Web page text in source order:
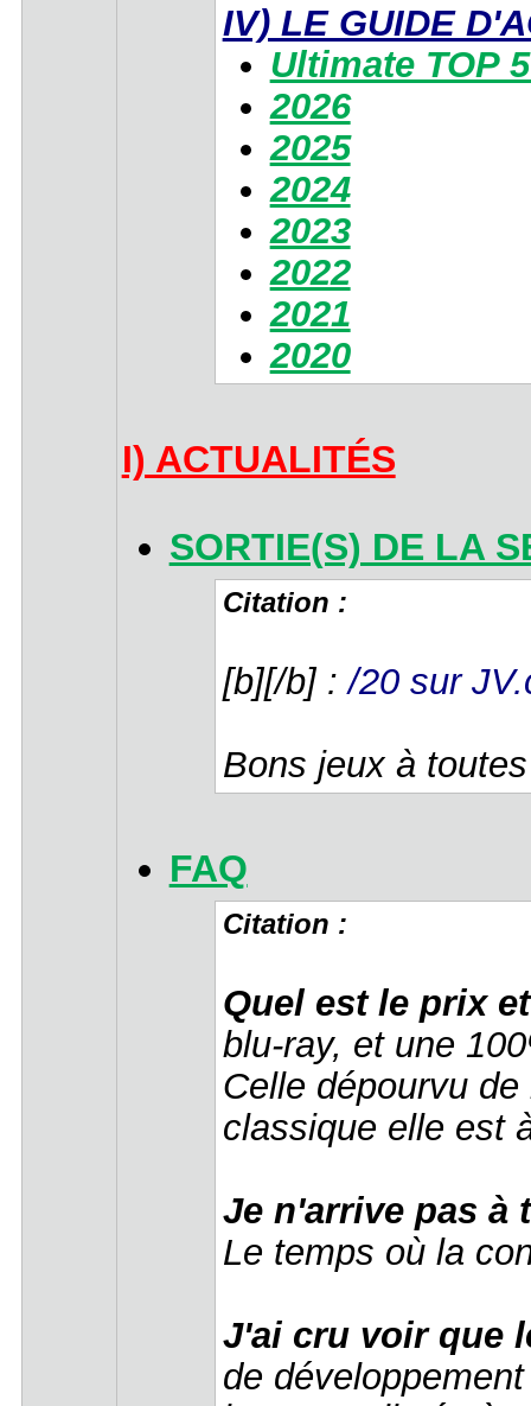
IV) LE GUIDE
Ultimate TOP
2026
2025
2024
2023
2022
2021
2020
I) ACTUALITÉS
SORTIE(S) DE LA
Citation :
[b][/b] :/20 sur
Bons jeux à
FAQ
Citation :
Quel est le prix
blu-ray, et une
Celle dépourvu
classique elle est
Je n'arrive pas à
Le temps où la
J'ai cru voir que
de